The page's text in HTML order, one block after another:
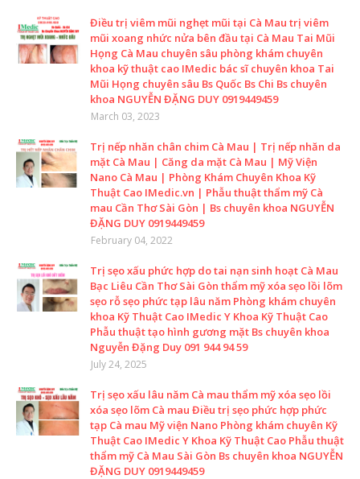
Điều trị viêm mũi nghẹt mũi tại Cà Mau trị viêm
mũi xoang nhức nửa bên đầu tại Cà Mau Tai Mũi
Họng Cà Mau chuyên sâu phòng khám chuyên
khoa kỹ thuật cao IMedic bác sĩ chuyên khoa Tai
Mũi Họng chuyên sâu Bs Quốc Bs Chi Bs chuyên
khoa NGUYỄN ĐẶNG DUY 0919449459
March 03, 2023
Trị nếp nhăn chân chim Cà Mau | Trị nếp nhăn da
mặt Cà Mau | Căng da mặt Cà Mau | Mỹ Viện
Nano Cà Mau | Phòng Khám Chuyên Khoa Kỹ
Thuật Cao IMedic.vn | Phẫu thuật thẩm mỹ Cà
mau Cần Thơ Sài Gòn | Bs chuyên khoa NGUYỄN
ĐẶNG DUY 0919449459
February 04, 2022
Trị sẹo xấu phức hợp do tai nạn sinh hoạt Cà Mau
Bạc Liêu Cần Thơ Sài Gòn thẩm mỹ xóa sẹo lồi lõm
sẹo rỗ sẹo phức tạp lâu năm Phòng khám chuyên
khoa Kỹ Thuật Cao IMedic Y Khoa Kỹ Thuật Cao
Phẫu thuật tạo hình gương mặt Bs chuyên khoa
Nguyễn Đặng Duy 091 944 94 59
July 24, 2025
Trị sẹo xấu lâu năm Cà mau thẩm mỹ xóa sẹo lồi
xóa sẹo lõm Cà mau Điều trị sẹo phức hợp phức
tạp Cà mau Mỹ viện Nano Phòng khám chuyên Kỹ
Thuật Cao IMedic Y Khoa Kỹ Thuật Cao Phẫu thuật
thẩm mỹ Cà Mau Sài Gòn Bs chuyên khoa NGUYỄN
ĐẶNG DUY 0919449459